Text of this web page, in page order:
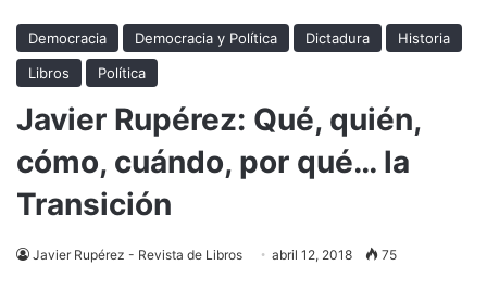
Democracia Democracia y Política Dictadura
Historia
Libros
Política
Javier Rupérez: Qué, quién,
cómo, cuándo, por qué… la
Transición
Javier Rupérez - Revista de Libros abril 12, 2018 75